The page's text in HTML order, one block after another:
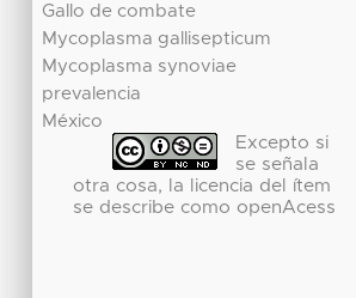
Gallo de combate
Mycoplasma gallisepticum
Mycoplasma synoviae
prevalencia
México
Excepto si
se señala
otra cosa, la licencia del ítem
se describe como openAcess